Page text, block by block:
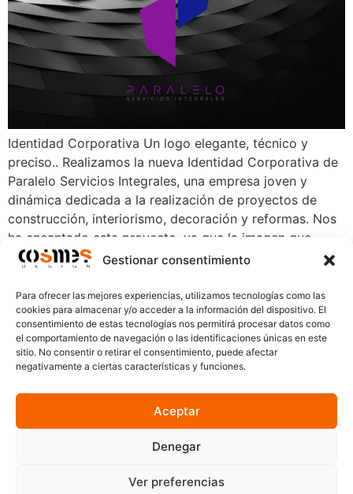
Gestionar consentimiento
Para ofrecer las mejores experiencias, utilizamos tecnologías como las
cookies para almacenar y/o acceder a la información del dispositivo. El
consentimiento de estas tecnologías nos permitirá procesar datos como
el comportamiento de navegación o las identificaciones únicas en este
sitio. No consentir o retirar el consentimiento, puede afectar
negativamente a ciertas características y funciones.
Aceptar
Denegar
Ver preferencias
Identidad Corporativa Un logo elegante, técnico y
preciso.. Realizamos la nueva Identidad Corporativa de
Paralelo Servicios Integrales, una empresa joven y
dinámica dedicada a la realización de proyectos de
construcción, interiorismo, decoración y reformas. Nos
ha encantado este proyecto, ya que la imagen que
buscaban encaja perfectamente con nuestro estilo,
Siguiente
ProyectosServiciosNosotrosContacto
www.cosmes.artwww.redes-sociales.es
proyectos@cosmes.es
Política de Privacidad © Cosmes Design